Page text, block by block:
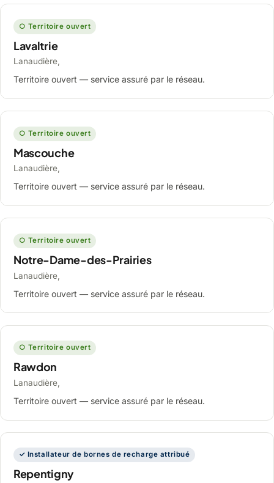
○ Territoire ouvert
Lavaltrie
Lanaudière,
Territoire ouvert — service assuré par le réseau.
○ Territoire ouvert
Mascouche
Lanaudière,
Territoire ouvert — service assuré par le réseau.
○ Territoire ouvert
Notre-Dame-des-Prairies
Lanaudière,
Territoire ouvert — service assuré par le réseau.
○ Territoire ouvert
Rawdon
Lanaudière,
Territoire ouvert — service assuré par le réseau.
✓ Installateur de bornes de recharge attribué
Repentigny